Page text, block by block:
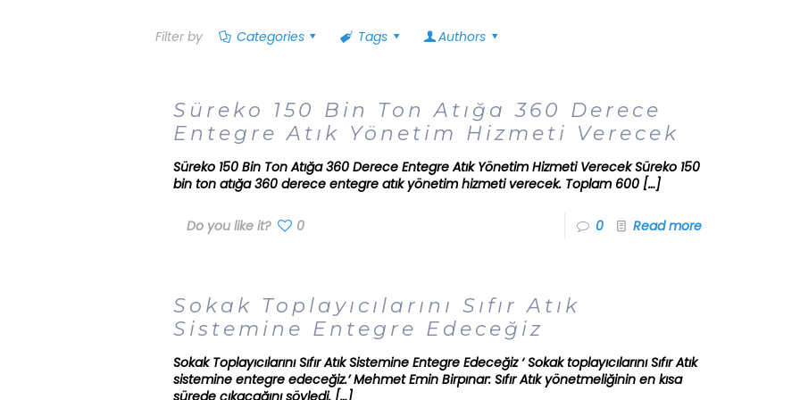
Filter by Categories Tags Authors
Süreko 150 Bin Ton Atığa 360 Derece
Entegre Atık Yönetim Hizmeti Verecek
Süreko 150 Bin Ton Atığa 360 Derece Entegre Atık Yönetim Hizmeti Verecek Süreko 150
bin ton atığa 360 derece entegre atık yönetim hizmeti verecek. Toplam 600 […]
Do you like it? 0 0 Read more
Sokak Toplayıcılarını Sıfır Atık
Sistemine Entegre Edeceğiz
Sokak Toplayıcılarını Sıfır Atık Sistemine Entegre Edeceğiz ‘ Sokak toplayıcılarını Sıfır Atık
sistemine entegre edeceğiz.’ Mehmet Emin Birpınar: Sıfır Atık yönetmeliğinin en kısa
sürede çıkacağını söyledi. […]